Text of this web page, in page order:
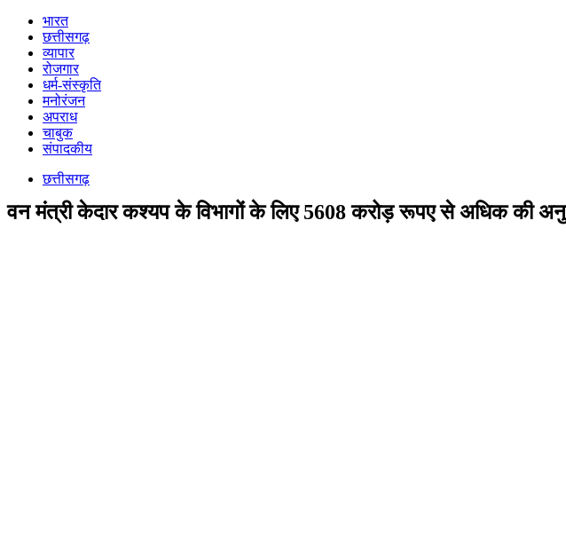
भारत
छत्तीसगढ़
व्यापार
रोजगार
धर्म-संस्कृति
मनोरंजन
अपराध
चाबुक
संपादकीय
छत्तीसगढ़
वन मंत्री केदार कश्यप के विभागों के लिए 5608 करोड़ रूपए से अधिक की